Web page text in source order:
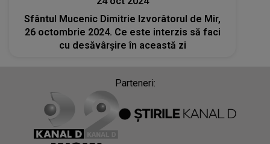
Sfântul Mucenic Dimitrie Izvorâtorul de Mir,
26 octombrie 2024. Ce este interzis să faci
cu desăvârșire în această zi
Parteneri: